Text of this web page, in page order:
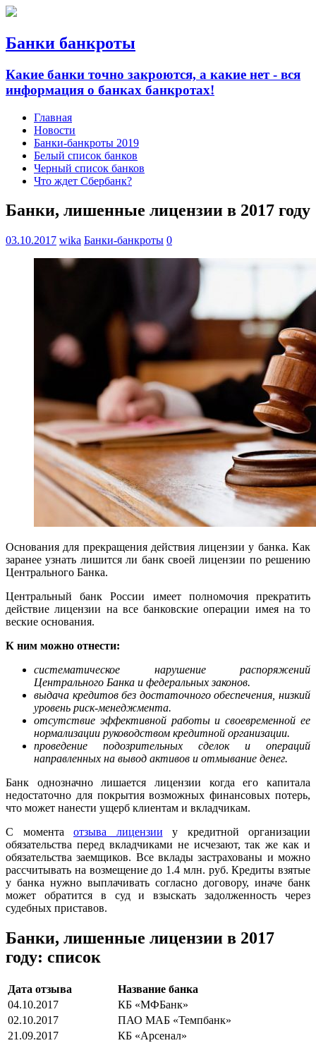
Банки банкроты
Какие банки точно закроются, а какие нет - вся
информация о банках банкротах!
Главная
Новости
Банки-банкроты 2019
Белый список банков
Черный список банков
Что ждет Сбербанк?
Банки, лишенные лицензии в 2017 году
03.10.2017 wika Банки-банкроты 0
Основания для прекращения действия лицензии у банка. Как
заранее узнать лишится ли банк своей лицензии по решению
Центрального Банка.
Центральный банк России имеет полномочия прекратить
действие лицензии на все банковские операции имея на то
веские основания.
К ним можно отнести:
систематическое нарушение распоряжений
Центрального Банка и федеральных законов.
выдача кредитов без достаточного обеспечения, низкий
уровень риск-менеджмента.
отсутствие эффективной работы и своевременной ее
нормализации руководством кредитной организации.
проведение подозрительных сделок и операций
направленных на вывод активов и отмывание денег.
Банк однозначно лишается лицензии когда его капитала
недостаточно для покрытия возможных финансовых потерь,
что может нанести ущерб клиентам и вкладчикам.
С момента отзыва лицензии у кредитной организации
обязательства перед вкладчиками не исчезают, так же как и
обязательства заемщиков. Все вклады застрахованы и можно
рассчитывать на возмещение до 1.4 млн. руб. Кредиты взятые
у банка нужно выплачивать согласно договору, иначе банк
может обратится в суд и взыскать задолженность через
судебных приставов.
Банки, лишенные лицензии в 2017
году: список
Дата отзыва
Название банка
04.10.2017
КБ «МФБанк»
02.10.2017
ПАО МАБ «Темпбанк»
21.09.2017
КБ «Арсенал»